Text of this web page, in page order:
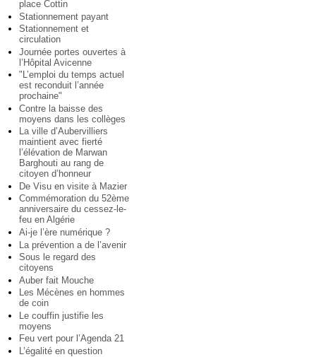
place Cottin
Stationnement payant
Stationnement et
circulation
Journée portes ouvertes à
l’Hôpital Avicenne
"L’emploi du temps actuel
est reconduit l’année
prochaine"
Contre la baisse des
moyens dans les collèges
La ville d’Aubervilliers
maintient avec fierté
l’élévation de Marwan
Barghouti au rang de
citoyen d’honneur
De Visu en visite à Mazier
Commémoration du 52ème
anniversaire du cessez-le-
feu en Algérie
Ai-je l’ère numérique ?
La prévention a de l’avenir
Sous le regard des
citoyens
Auber fait Mouche
Les Mécènes en hommes
de coin
Le couffin justifie les
moyens
Feu vert pour l’Agenda 21
L’égalité en question